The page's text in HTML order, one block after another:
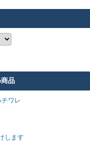
品
ワレ
します